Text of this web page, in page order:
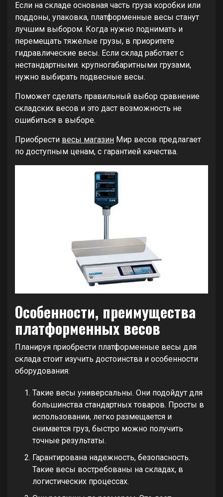
Если на складе основная часть груза коробки или
поддоны, упаковка, платформенные весы станут
лучшим выбором. Когда нужно поднимать и
перемещать тяжелые грузы, в приоритете
гидравлические весы. Если склад работает с
нестандартными. крупногабаритными грузами,
нужно выбирать подвесные весы.
Поможет сделать правильный выбор сравнение
складских весов и это даст возможность не
ошибиться в выборе.
Приобрести весы магазин Мир весов предлагает
по доступным ценам, с гарантией качества.
Особенности, преимущества
платформенных весов
Планируя приобрести платформенные весы для
склада стоит изучить достоинства и особенности
оборудования:
Такие весы универсальны. Они подойдут для
большинства стандартных товаров. Просты в
использовании, легко размещается и
снимается груз, быстро можно получить
точные результаты.
Гарантирована надежность, безопасность.
Такие весы востребованы на складах, в
логистических процессах.